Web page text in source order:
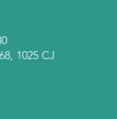
1025 CJ